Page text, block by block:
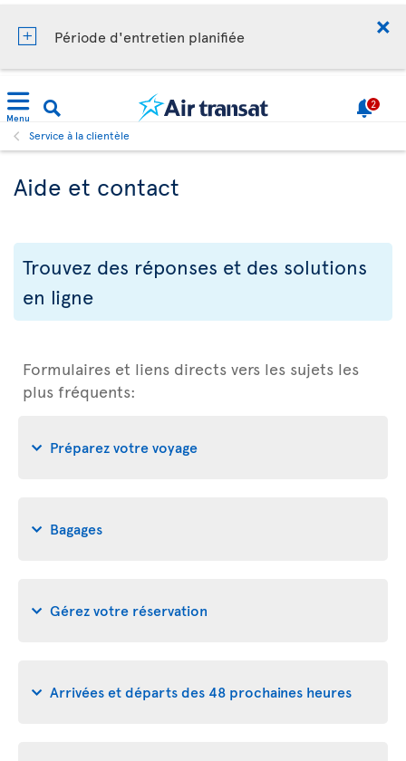
Période d'entretien planifiée
Menu
2
Service à la clientèle
Aide et contact
Trouvez des réponses et des solutions
en ligne
Formulaires et liens directs vers les sujets les
plus fréquents:
Préparez votre voyage
Bagages
Gérez votre réservation
Arrivées et départs des 48 prochaines heures